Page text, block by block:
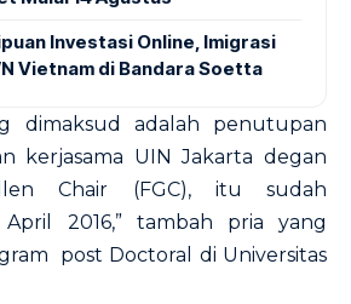
Investasi Online, Imigrasi
Vietnam di Bandara Soetta
dimaksud adalah penutupan
kerjasama UIN Jakarta degan
Chair (FGC), itu sudah
2016,” tambah pria yang
post Doctoral di Universitas